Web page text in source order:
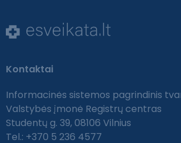
Kontaktai
Informacinės sistemos pagrindinis
Valstybės įmonė Registrų centras
Studentų g. 39, 08106 Vilnius
Tel.: +370 5 236 4577